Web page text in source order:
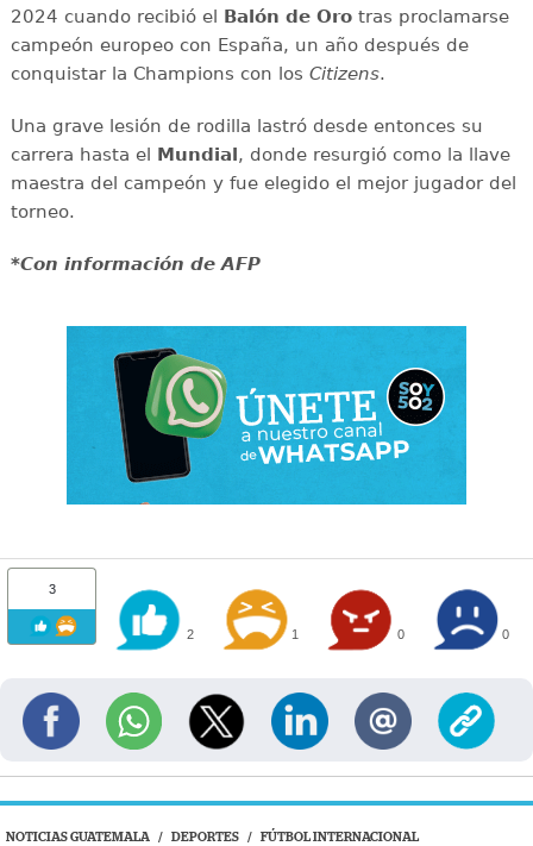
2024 cuando recibió el Balón de Orotras proclamarse
campeón europeo con España, un año después de
conquistar la Champions con los Citizens.
Una grave lesión de rodilla lastró desde entonces su
carrera hasta el Mundial, donde resurgió como la llave
maestra del campeón y fue elegido el mejor jugador del
torneo.
*Con información de AFP
3
2 1 0 0
NOTICIAS GUATEMALA / DEPORTES / FÚTBOL INTERNACIONAL